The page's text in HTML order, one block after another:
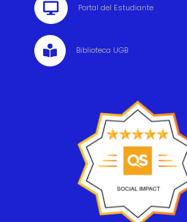
 Portal del Estudiante
 Biblioteca UGB